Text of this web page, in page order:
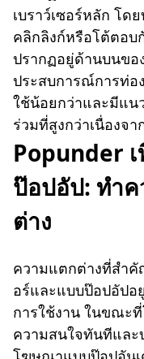
เบราว์เซอร์หลัก โด
คลิกลิงก์หรือโต้ตอบ
ปรากฏอยู่ด้านบนข
ประสบการณ์การท่อ
ใช้น้อยกว่าและมีแน
ร่วมที่สูงกว่าเนื่องจ
Popunder
ป๊อปอัป: ทำค
ต่าง
ความแตกต่างที่สำ
อร์และแบบป๊อปอัปอ
การใช้งาน ในขณะ
ความสนใจทันทีและ